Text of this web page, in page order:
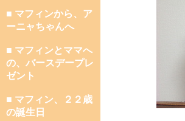
■ マフィンから、ア
ーニャちゃんへ
■ マフィンとママへ
の、バースデープレ
ゼント
■ マフィン、２２歳
の誕生日